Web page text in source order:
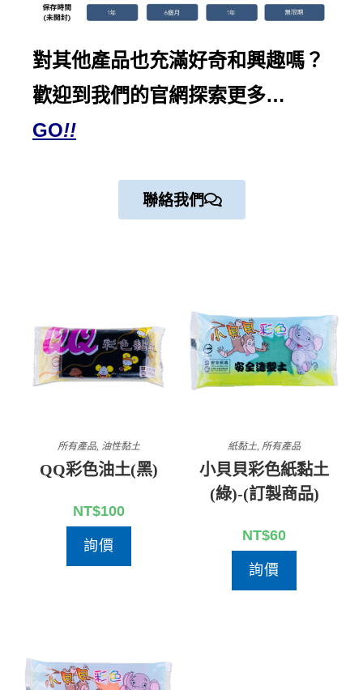
對其他產品也充滿好奇和興趣嗎？
歡迎到我們的官網探索更多…
GO!!
聯絡我們
所有產品, 油性黏土
QQ彩色油土(黑)
NT$100
詢價
紙黏土, 所有產品
小貝貝彩色紙黏土
(綠)-(訂製商品)
NT$60
詢價